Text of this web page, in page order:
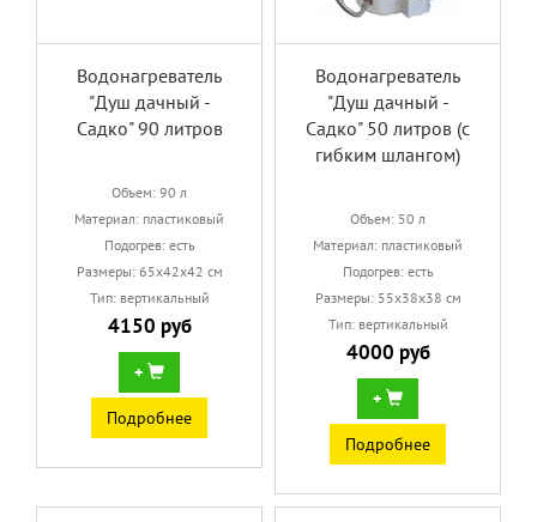
Водонагреватель
"Душ дачный -
Садко" 90 литров
Объем: 90 л
Материал: пластиковый
Подогрев: есть
Размеры: 65х42х42 см
Тип: вертикальный
4150 руб
+
Подробнее
Водонагреватель
"Душ дачный -
Садко" 50 литров (с
гибким шлангом)
Объем: 50 л
Материал: пластиковый
Подогрев: есть
Размеры: 55х38х38 см
Тип: вертикальный
4000 руб
+
Подробнее